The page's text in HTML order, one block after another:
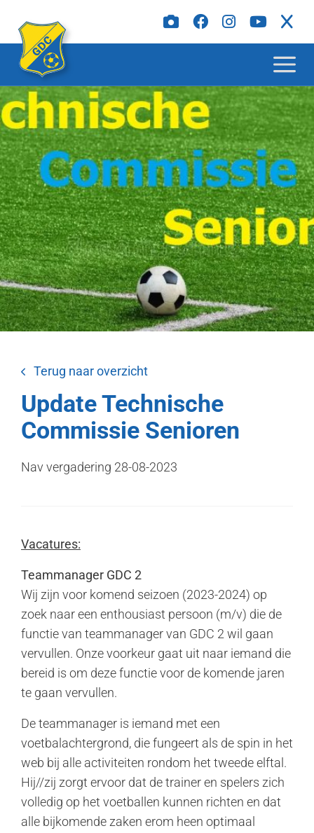
Terug naar overzicht
Update Technische
Commissie Senioren
Nav vergadering 28-08-2023
Vacatures:
Teammanager GDC 2
Wij zijn voor komend seizoen (2023-2024) op
zoek naar een enthousiast persoon (m/v) die de
functie van teammanager van GDC 2 wil gaan
vervullen. Onze voorkeur gaat uit naar iemand die
bereid is om deze functie voor de komende jaren
te gaan vervullen.
De teammanager is iemand met een
voetbalachtergrond, die fungeert als de spin in het
web bij alle activiteiten rondom het tweede elftal.
Hij//zij zorgt ervoor dat de trainer en spelers zich
volledig op het voetballen kunnen richten en dat
alle bijkomende zaken erom heen optimaal